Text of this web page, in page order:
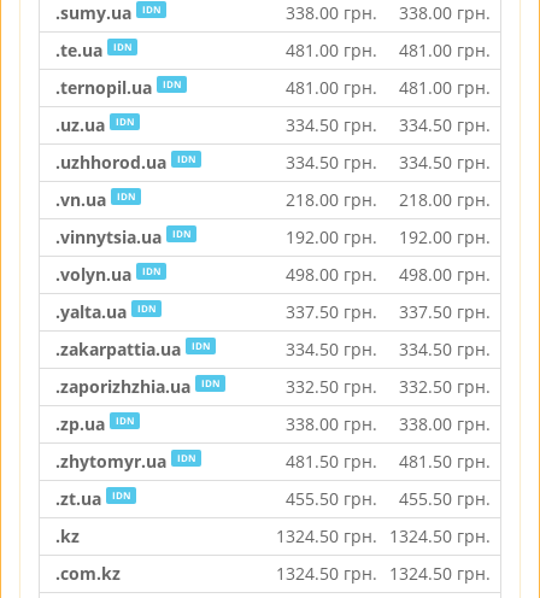
.sumy.ua
IDN 338.00 грн. 338.00 грн.
.te.ua
IDN 481.00 грн. 481.00 грн.
.ternopil.ua
IDN 481.00 грн. 481.00 грн.
.uz.ua
IDN 334.50 грн. 334.50 грн.
.uzhhorod.ua
IDN 334.50 грн. 334.50 грн.
.vn.ua
IDN 218.00 грн. 218.00 грн.
.vinnytsia.ua
IDN 192.00 грн. 192.00 грн.
.volyn.ua
IDN 498.00 грн. 498.00 грн.
.yalta.ua
IDN 337.50 грн. 337.50 грн.
.zakarpattia.ua
IDN 334.50 грн. 334.50 грн.
.zaporizhzhia.ua
IDN 332.50 грн. 332.50 грн.
.zp.ua
IDN 338.00 грн. 338.00 грн.
.zhytomyr.ua
IDN 481.50 грн. 481.50 грн.
.zt.ua
IDN 455.50 грн. 455.50 грн.
.kz
1324.50 грн. 1324.50 грн.
.com.kz
1324.50 грн. 1324.50 грн.